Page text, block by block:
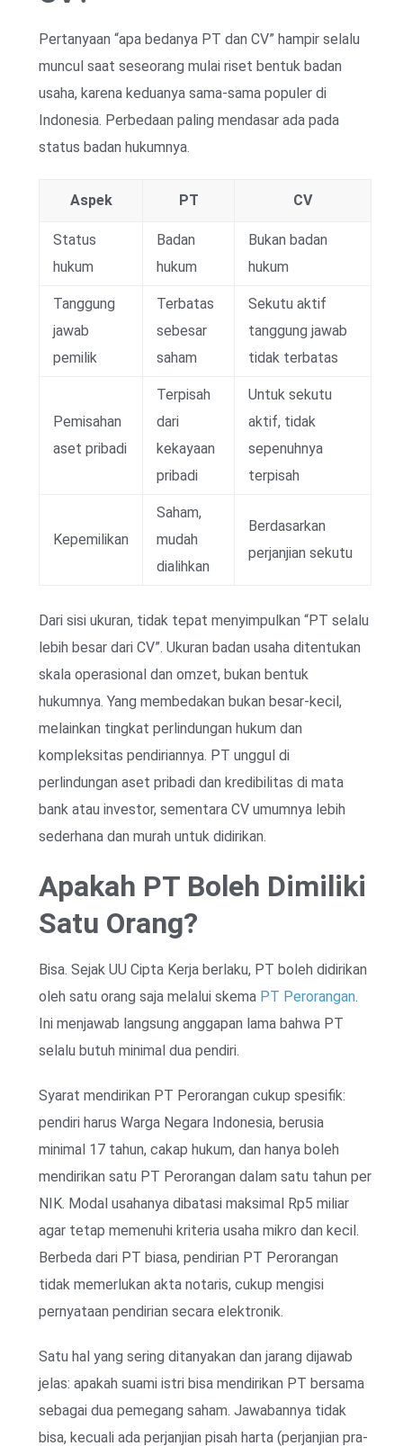
Pertanyaan “apa bedanya PT dan CV” hampir selalu
muncul saat seseorang mulai riset bentuk badan
usaha, karena keduanya sama-sama populer di
Indonesia. Perbedaan paling mendasar ada pada
status badan hukumnya.
Aspek PT CV
Status
hukum
Badan
hukum
Bukan badan
hukum
Tanggung
jawab
pemilik
Terbatas
sebesar
saham
Sekutu aktif
tanggung jawab
tidak terbatas
Pemisahan
aset pribadi
Terpisah
dari
kekayaan
pribadi
Untuk sekutu
aktif, tidak
sepenuhnya
terpisah
Kepemilikan
Saham,
mudah
dialihkan
Berdasarkan
perjanjian sekutu
Dari sisi ukuran, tidak tepat menyimpulkan “PT selalu
lebih besar dari CV”. Ukuran badan usaha ditentukan
skala operasional dan omzet, bukan bentuk
hukumnya. Yang membedakan bukan besar-kecil,
melainkan tingkat perlindungan hukum dan
kompleksitas pendiriannya. PT unggul di
perlindungan aset pribadi dan kredibilitas di mata
bank atau investor, sementara CV umumnya lebih
sederhana dan murah untuk didirikan.
Apakah PT Boleh Dimiliki
Satu Orang?
Bisa. Sejak UU Cipta Kerja berlaku, PT boleh didirikan
oleh satu orang saja melalui skema PT Perorangan.
Ini menjawab langsung anggapan lama bahwa PT
selalu butuh minimal dua pendiri.
Syarat mendirikan PT Perorangan cukup spesifik:
pendiri harus Warga Negara Indonesia, berusia
minimal 17 tahun, cakap hukum, dan hanya boleh
mendirikan satu PT Perorangan dalam satu tahun per
NIK. Modal usahanya dibatasi maksimal Rp5 miliar
agar tetap memenuhi kriteria usaha mikro dan kecil.
Berbeda dari PT biasa, pendirian PT Perorangan
tidak memerlukan akta notaris, cukup mengisi
pernyataan pendirian secara elektronik.
Satu hal yang sering ditanyakan dan jarang dijawab
jelas: apakah suami istri bisa mendirikan PT bersama
sebagai dua pemegang saham. Jawabannya tidak
bisa, kecuali ada perjanjian pisah harta (perjanjian pra-